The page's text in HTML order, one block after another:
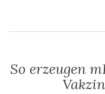
So erzeugen